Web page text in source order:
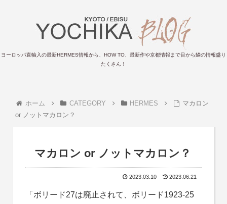
ヨーロッパ直輸入の最新HERMES情報から、HOW TO、最新作や京都情報まで目から鱗の情報盛り
たくさん！
ホーム CATEGORY HERMES
マカロン
or ノットマカロン？
マカロン or ノットマカロン？
2023.03.10 2023.06.21
「ボリード27は廃止されて、ボリード1923-25